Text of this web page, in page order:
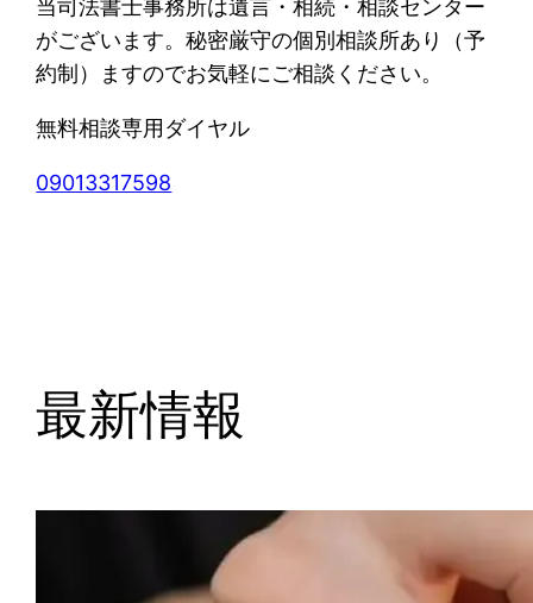
当司法書士事務所は遺言・相続・相談センター
がございます。秘密厳守の個別相談所あり（予
約制）ますのでお気軽にご相談ください。
無料相談専用ダイヤル
09013317598
最新情報